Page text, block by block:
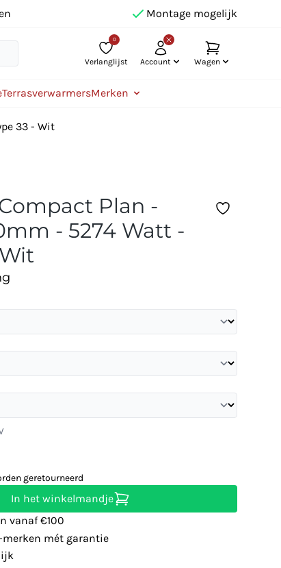
Montage mogelijk
0
Verlanglijst Account Wagen
TerrasverwarmersMerken
33 - Wit
Plan -
- 5274 Watt -
geretourneerd
In het winkelmandje
vanaf €100
merken mét garantie